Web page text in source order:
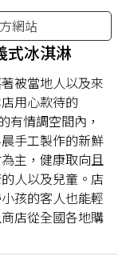
網站
式冰淇淋
被當地人以及來
用心款待的
有情調空間內，
手工製作的新鮮
主，健康取向且
人以及兒童。店
孩的客人也能輕
店從全國各地購